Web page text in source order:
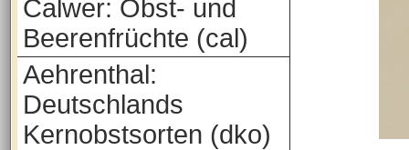
Calwer: Obst- und
Beerenfrüchte (cal)
Aehrenthal:
Deutschlands
Kernobstsorten (dko)